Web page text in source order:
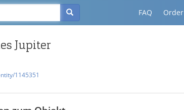
FAQ Order
Jupiter
1145351